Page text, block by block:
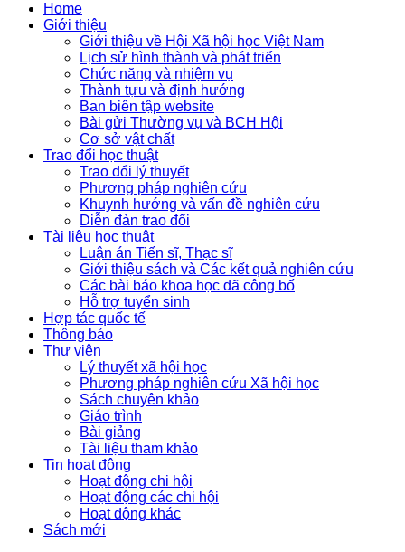
Home
Giới thiệu
Giới thiệu về Hội Xã hội học Việt Nam
Lịch sử hình thành và phát triển
Chức năng và nhiệm vụ
Thành tựu và định hướng
Ban biên tập website
Bài gửi Thường vụ và BCH Hội
Cơ sở vật chất
Trao đổi học thuật
Trao đổi lý thuyết
Phương pháp nghiên cứu
Khuynh hướng và vấn đề nghiên cứu
Diễn đàn trao đổi
Tài liệu học thuật
Luận án Tiến sĩ, Thạc sĩ
Giới thiệu sách và Các kết quả nghiên cứu
Các bài báo khoa học đã công bố
Hỗ trợ tuyển sinh
Hợp tác quốc tế
Thông báo
Thư viện
Lý thuyết xã hội học
Phương pháp nghiên cứu Xã hội học
Sách chuyên khảo
Giáo trình
Bài giảng
Tài liệu tham khảo
Tin hoạt động
Hoạt động chi hội
Hoạt động các chi hội
Hoạt động khác
Sách mới